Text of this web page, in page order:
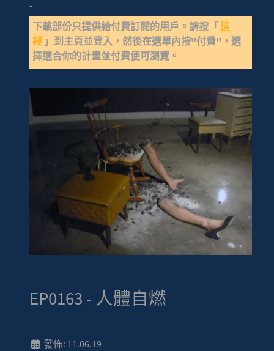
-
下載部份只提供給付費訂閱的用戶。請按「這
裡 」到主頁並登入，然後在選單內按"付費"，選
擇適合你的計畫並付費便可瀏覽。
EP0163 - 人體自燃
發佈: 11.06.19